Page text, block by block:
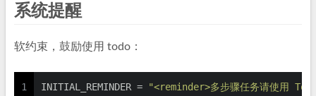
系统提醒
软约束，鼓励使用 todo：
1
INITIAL_REMINDER =
"<reminder>多步骤任务请使用